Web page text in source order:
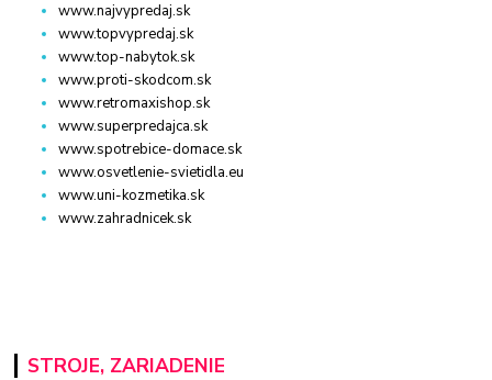
www.najvypredaj.sk
www.topvypredaj.sk
www.top-nabytok.sk
www.proti-skodcom.sk
www.retromaxishop.sk
www.superpredajca.sk
www.spotrebice-domace.sk
www.osvetlenie-svietidla.eu
www.uni-kozmetika.sk
www.zahradnicek.sk
STROJE, ZARIADENIE